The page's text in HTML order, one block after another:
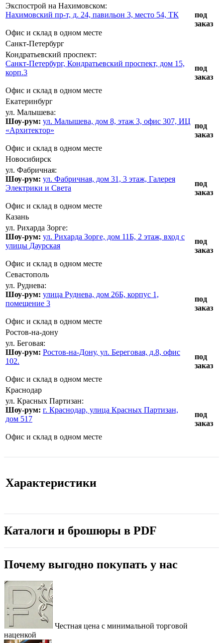
Экспострой на Нахимовском:
Нахимовский пр-т, д. 24, павильон 3, место 54, ТК
Офис и склад в одном месте
под
заказ
Санкт-Петербург
Кондратьевский проспект:
Санкт-Петербург, Кондратьевский проспект, дом 15,
корп.3
Офис и склад в одном месте
под
заказ
Екатеринбург
ул. Малышева:
Шоу-рум: ул. Малышева, дом 8, этаж 3, офис 307, ИЦ
«Архитектор»
Офис и склад в одном месте
под
заказ
Новосибирск
ул. Фабричная:
Шоу-рум: ул. Фабричная, дом 31, 3 этаж, Галерея
Электрики и Света
Офис и склад в одном месте
под
заказ
Казань
ул. Рихарда Зорге:
Шоу-рум: ул. Рихарда Зорге, дом 11Б, 2 этаж, вход с
улицы Даурская
Офис и склад в одном месте
под
заказ
Севастополь
ул. Руднева:
Шоу-рум: улица Руднева, дом 26Б, корпус 1,
помещение 3
Офис и склад в одном месте
под
заказ
Ростов-на-дону
ул. Беговая:
Шоу-рум: Ростов-на-Дону, ул. Береговая, д.8, офис
102.
Офис и склад в одном месте
под
заказ
Краснодар
ул. Красных Партизан:
Шоу-рум: г. Краснодар, улица Красных Партизан,
дом 517
Офис и склад в одном месте
под
заказ
Характеристики
Каталоги и брошюры в PDF
Почему выгодно покупать у нас
Честная цена с минимальной торговой
наценкой